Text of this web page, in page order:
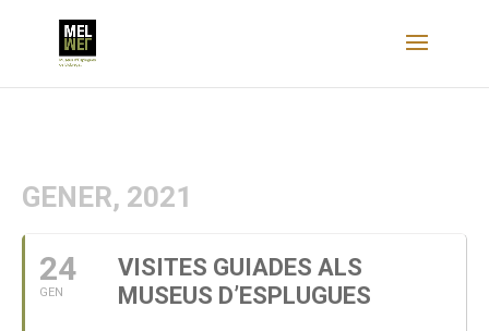
GENER, 2021
24
GEN
VISITES GUIADES ALS
MUSEUS D’ESPLUGUES